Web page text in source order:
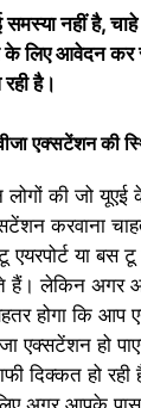
नहीं है,
के लिए आवेदन
है।
एक्सटेंशन की
लोगों की जो
करवाना
एयरपोर्ट या बस
लेकिन अगर
होगा कि आप
एक्सटेंशन हो
दिक्कत हो